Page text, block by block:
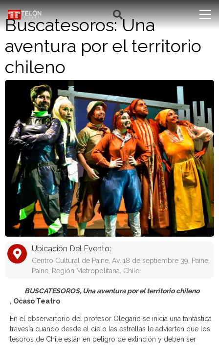
Buscatesoros: Una
aventura por el territorio
chileno
Ubicación Del Evento:
Centro Cultural de Paine, Av. 18 de septiembre 39, Paine,
Paine, Región Metropolitana, Chile
BUSCATESOROS, Una aventura por el territorio chileno
, Ocaso Teatro
En el observartorio del profesor Olegario se inicia una fantástica
travesía cuando desde el cielo las estrellas le advierten que los
tesoros de Chile están en peligro de extinción y deben ser